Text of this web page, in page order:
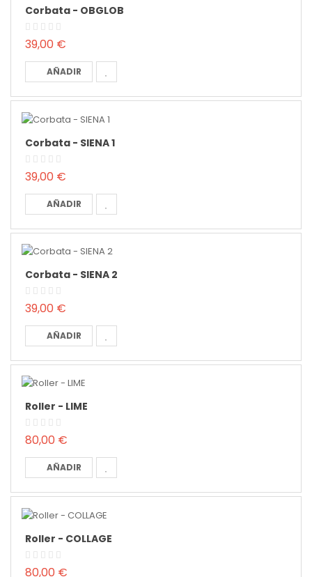
Corbata - OBGLOB
39,00 €
AÑADIR
Corbata - SIENA 1
39,00 €
AÑADIR
Corbata - SIENA 2
39,00 €
AÑADIR
Roller - LIME
80,00 €
AÑADIR
Roller - COLLAGE
80,00 €